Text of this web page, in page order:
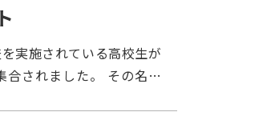
クイ演出なのだそうで
今、 話題に欠かさないこ
にこの夏のアクア・トト
実施されている高校生が
されました。 その名も